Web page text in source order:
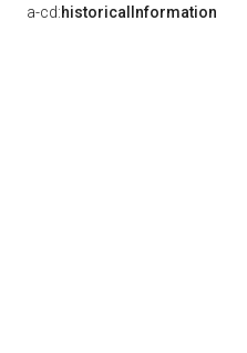
a-cd:historicalInformation